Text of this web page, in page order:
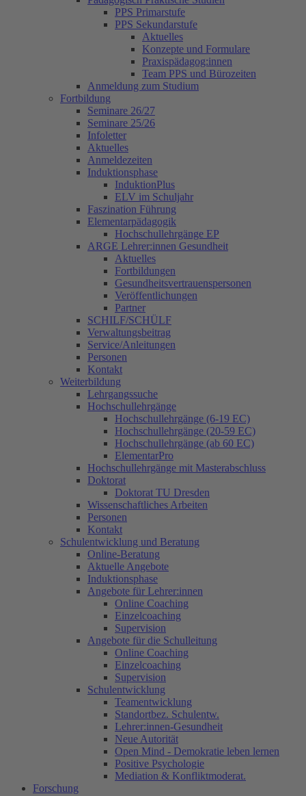
PPS Primarstufe
PPS Sekundarstufe
Aktuelles
Konzepte und Formulare
Praxispädagog:innen
Team PPS und Bürozeiten
Anmeldung zum Studium
Fortbildung
Seminare 26/27
Seminare 25/26
Infoletter
Aktuelles
Anmeldezeiten
Induktionsphase
InduktionPlus
ELV im Schuljahr
Faszination Führung
Elementarpädagogik
Hochschullehrgänge EP
ARGE Lehrer:innen Gesundheit
Aktuelles
Fortbildungen
Gesundheitsvertrauenspersonen
Veröffentlichungen
Partner
SCHILF/SCHÜLF
Verwaltungsbeitrag
Service/Anleitungen
Personen
Kontakt
Weiterbildung
Lehrgangssuche
Hochschullehrgänge
Hochschullehrgänge (6-19 EC)
Hochschullehrgänge (20-59 EC)
Hochschullehrgänge (ab 60 EC)
ElementarPro
Hochschullehrgänge mit Masterabschluss
Doktorat
Doktorat TU Dresden
Wissenschaftliches Arbeiten
Personen
Kontakt
Schulentwicklung und Beratung
Online-Beratung
Aktuelle Angebote
Induktionsphase
Angebote für Lehrer:innen
Online Coaching
Einzelcoaching
Supervision
Angebote für die Schulleitung
Online Coaching
Einzelcoaching
Supervision
Schulentwicklung
Teamentwicklung
Standortbez. Schulentw.
Lehrer:innen-Gesundheit
Neue Autorität
Open Mind - Demokratie leben lernen
Positive Psychologie
Mediation & Konfliktmoderat.
Forschung